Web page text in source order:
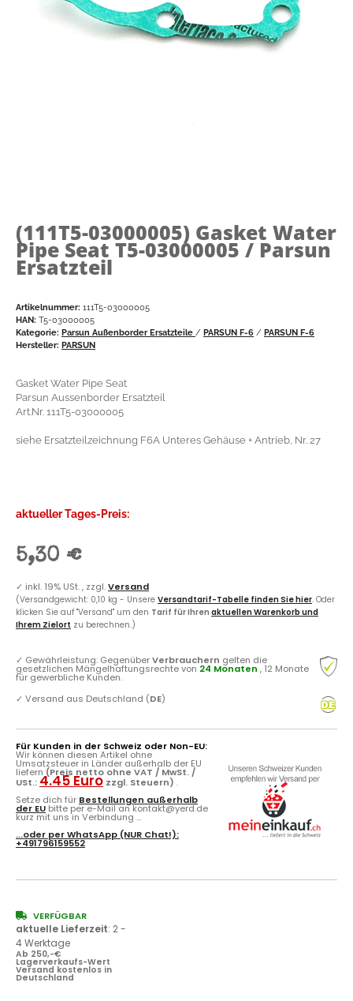
(111T5-03000005) Gasket Water
Pipe Seat T5-03000005 / Parsun
Ersatzteil
Artikelnummer: 111T5-03000005
HAN: T5-03000005
Kategorie: Parsun Außenborder Ersatzteile / PARSUN F-6 / PARSUN F-6
Hersteller: PARSUN
Gasket Water Pipe Seat
Parsun Aussenborder Ersatzteil
Art.Nr. 111T5-03000005
siehe Ersatzteilzeichnung F6A Unteres Gehäuse + Antrieb, Nr. 27
aktueller Tages-Preis:
5,30 €
✓ inkl. 19% USt. , zzgl.Versand
(Versandgewicht: 0,10 kg - Unsere Versandtarif-Tabelle finden Sie hier. Oder
klicken Sie auf "Versand" um den Tarif für Ihren aktuellen Warenkorb und
Ihrem Zielort zu berechnen.)
✓ Gewährleistung: GegenüberVerbrauchern gelten die
gesetzlichen Mängelhaftungsrechte von 24 Monaten , 12 Monate
für gewerbliche Kunden.
✓ Versand aus Deutschland (DE)
Für Kunden in der Schweiz oder Non-EU:
Wir können diesen Artikel ohne
Umsatzsteuer in Länder außerhalb der EU
liefern (Preis netto ohne VAT / MwSt. /
USt.: 4.45 Euro zzgl. Steuern) .
Setze dich für Bestellungen außerhalb
der EU bitte per e-Mail an kontakt@yerd.de
kurz mit uns in Verbindung ...
...oder perWhatsApp (NUR Chat!):
+491796159552
VERFÜGBAR
aktuelle Lieferzeit: 2 -
4 Werktage
Ab 250,-€
Lagerverkaufs-Wert
Versand kostenlos in
Deutschland